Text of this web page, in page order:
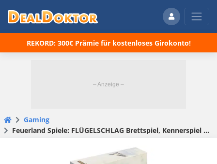
REKORD: 300€ Prämie für kostenloses Girokonto!
Gaming
Feuerland Spiele: FLÜGELSCHLAG Brettspiel, Kennerspiel des Jahres 2019, 1 bis 5 Spieler – zum BESTPREIS! 🚀😀